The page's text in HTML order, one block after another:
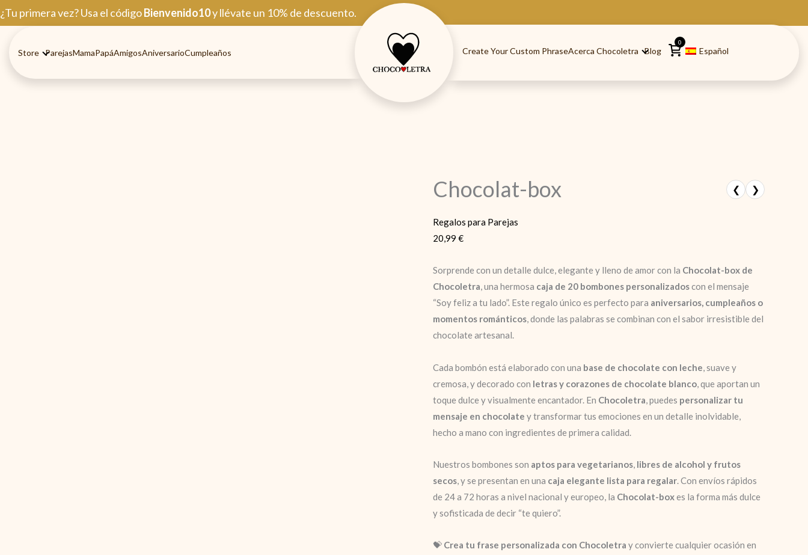
Ir
al
¿Tu primera vez? Usa el códigoBienvenido10y llévate un 10% de descuento.
Store ParejasMamaPapáAmigosAniversarioCumpleaños Create Your Custom PhraseAcerca Chocoletra Blog
0
Español
Chocolat-box ❮ ❯
Regalos para Parejas
20,99 €
Sorprende con un detalle dulce, elegante y lleno de amor con la Chocolat-box de
Chocoletra, una hermosa caja de 20 bombones personalizadoscon el mensaje
“Soy feliz a tu lado”. Este regalo único es perfecto para aniversarios, cumpleaños o
momentos románticos, donde las palabras se combinan con el sabor irresistible del
chocolate artesanal.
Cada bombón está elaborado con una base de chocolate con leche , suave y
cremosa, y decorado con letras y corazones de chocolate blanco , que aportan un
toque dulce y visualmente encantador. En Chocoletra , puedes personalizar tu
mensaje en chocolate y transformar tus emociones en un detalle inolvidable,
hecho a mano con ingredientes de primera calidad.
Nuestros bombones son aptos para vegetarianos, libres de alcohol y frutos
secos, y se presentan en una caja elegante lista para regalar. Con envíos rápidos
de 24 a 72 horas a nivel nacional y europeo, la Chocolat-boxes la forma más dulce
y sofisticada de decir “te quiero”.
💝 Crea tu frase personalizada con Chocoletra y convierte cualquier ocasión en